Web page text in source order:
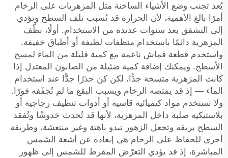
يُعد تجنب وضع الأشياء الساخنة مثل المزهريات على الرخام
أمرًا بالغ الأهمية، لأن الحرارة قد تُسبب تلف السطح وتؤدي
إلى التشقق بعد سنوات عديدة من الاستخدام. أولًا، نظّف
المزهرية دائمًا باستخدام منظفات لطيفة أو أطباق خفيفة.
واستخدم قطعة قماش ناعمة مع كمية قليلة من الماء لمسح
الأسطح. ويمكنك إضافة كمية ضئيلة من الصابون المعتدل إذا
كانت المزهرية متسخة جدًّا، لكن كن حذرًا جدًّا عند استخدام
الماء — إذ قد يمتصه الرخام ويسبب البقع ما لم تُجفّفه فورًا.
ولا تستخدم مواد كيميائية قاسية أو أدوات تنظيف زجاجية أو
بلاستيكية صلبة داخل المزهرية، لأنها قد تُحدث خدوشًا وتُفقد
السطح بريقه وتجعل الزهور تبدو باهتة وغير منتعشة. وطريقة
أخرى للحفاظ على الرخام هي إبعاده عن أشعة الشمس
المباشرة، إذ قد يؤدي التعرّض المفرط للشمس إلى ظهور